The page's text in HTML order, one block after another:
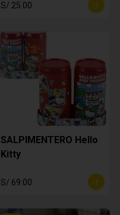
S/ 25.00
SALPIMENTERO Hello
Kitty
S/ 69.00